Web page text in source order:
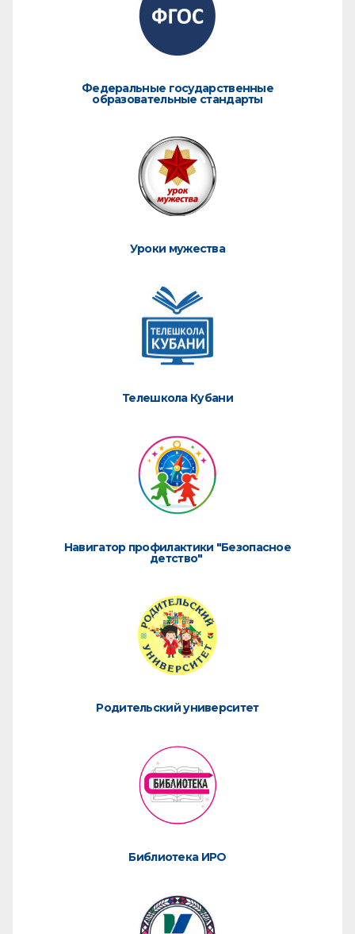
Федеральные государственные
образовательные стандарты
Уроки мужества
Телешкола Кубани
Навигатор профилактики "Безопасное
детство"
Родительский университет
Библиотека ИРО